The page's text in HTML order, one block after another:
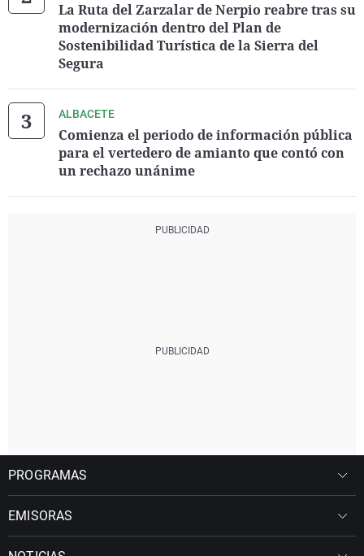
La Ruta del Zarzalar de Nerpio reabre tras su
modernización dentro del Plan de
Sostenibilidad Turística de la Sierra del
Segura
ALBACETE
Comienza el periodo de información pública
para el vertedero de amianto que contó con
un rechazo unánime
PROGRAMAS
EMISORAS